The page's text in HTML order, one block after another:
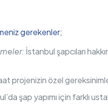
gerekenler;
İstanbul şapcıları
projenizin özel
şap yapımı için farklı